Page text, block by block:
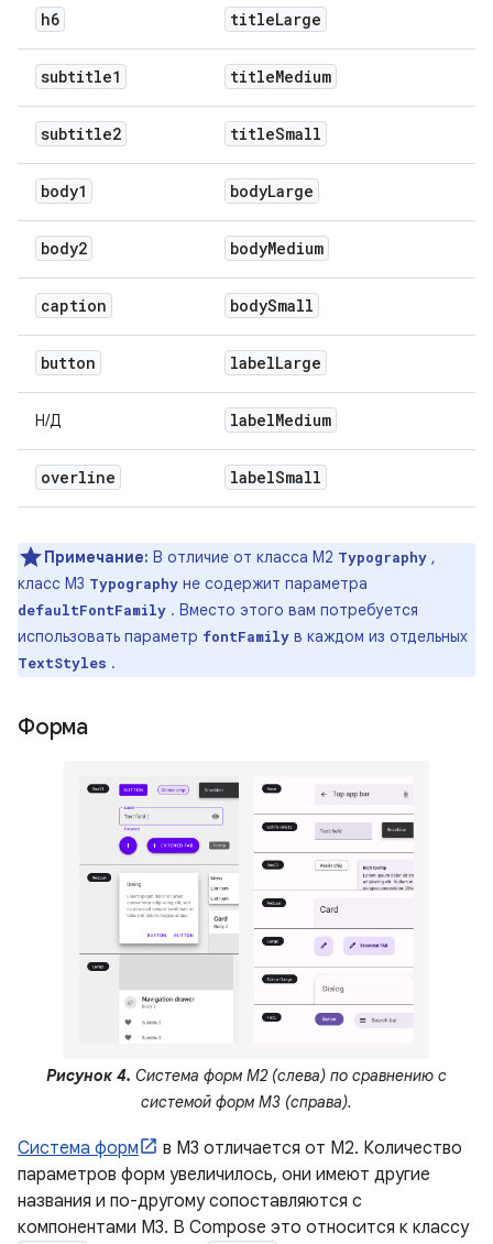
h6 titleLarge
subtitle1 titleMedium
subtitle2 titleSmall
body1 bodyLarge
body2 bodyMedium
caption bodySmall
button labelLarge
Н/Д labelMedium
overline labelSmall
Примечание: В отличие от класса M2 Typography ,
класс M3 Typography не содержит параметра
defaultFontFamily . Вместо этого вам потребуется
использовать параметр fontFamily в каждом из отдельных
TextStyles .
Форма
Рисунок 4. Система форм M2 (слева) по сравнению с
системой форм M3 (справа).
Система форм
в M3 отличается от M2. Количество
параметров форм увеличилось, они имеют другие
названия и по-другому сопоставляются с
компонентами M3. В Compose это относится к классу